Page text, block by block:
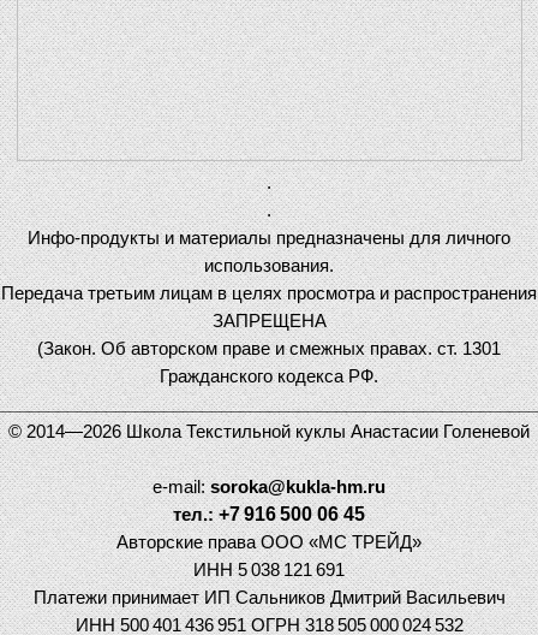
.
.
Инфо-продукты и материалы предназначены для личного
использования.
Передача третьим лицам в целях просмотра и распространения
ЗАПРЕЩЕНА
(Закон. Об авторском праве и смежных правах. ст. 1301
Гражданского кодекса РФ.
© 2014—2026 Школа Текстильной куклы Анастасии Голеневой
e-mail:soroka@kukla-hm.ru
тел.:+7 916 500 06 45
Авторские права ООО «МС ТРЕЙД»
ИНН 5 038 121 691
Платежи принимает ИП Сальников Дмитрий Васильевич
ИНН 500 401 436 951 ОГРН 318 505 000 024 532